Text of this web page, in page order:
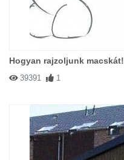
Hogyan rajzoljunk macskát!
39391 1